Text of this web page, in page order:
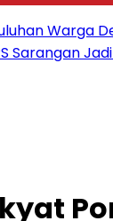
Warga
Sarangan Jadi